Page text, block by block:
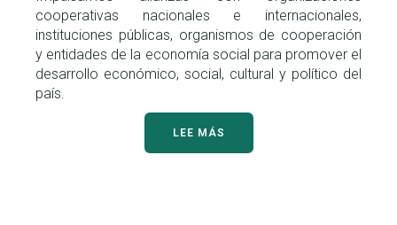
cooperativas nacionales e internacionales,
instituciones públicas, organismos de cooperación
y entidades de la economía social para promover el
desarrollo económico, social, cultural y político del
país.
LEE MÁS